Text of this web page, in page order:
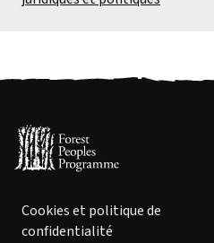
Cookies et politique de
confidentialité